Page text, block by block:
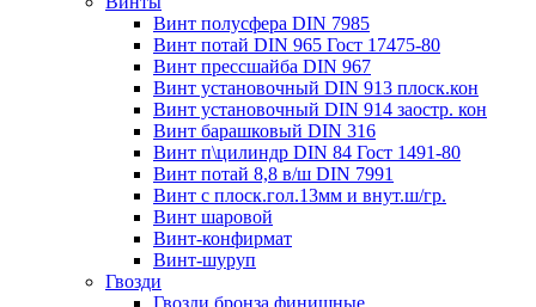
Винт полусфера DIN 7985
Винт потай DIN 965 Гост 17475-80
Винт прессшайба DIN 967
Винт установочный DIN 913 плоск.кон
Винт установочный DIN 914 заостр. кон
Винт барашковый DIN 316
Винт п\цилиндр DIN 84 Гост 1491-80
Винт потай 8,8 в/ш DIN 7991
Винт с плоск.гол.13мм и внут.ш/гр.
Винт шаровой
Винт-конфирмат
Винт-шуруп
Гвозди
Гвозди бронза финишные